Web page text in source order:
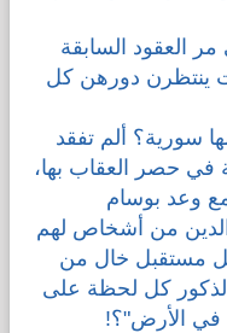
العقود السابقة
ينتظرن دورهن كل
سورية؟ ألم تفقد
في حصر العقاب بها،
وعد بوسام
من أشخاص لهم
مستقبل خال من
الذكور كل لحظة على
في الأرض"؟!